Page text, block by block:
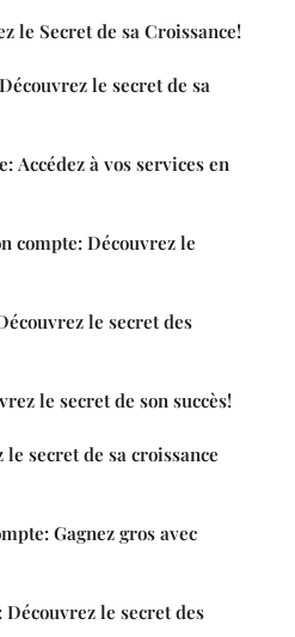
le Secret de sa Croissance!
le secret de sa
Accédez à vos services en
compte: Découvrez le
le secret des
le secret de son succès!
secret de sa croissance
Gagnez gros avec
le secret des